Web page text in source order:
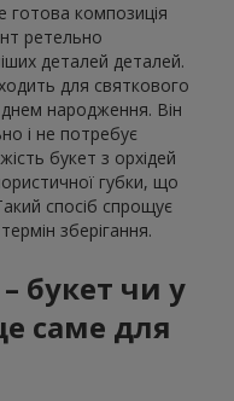
композиція
ретельно
деталей деталей.
для святкового
днем народження. Він
і не потребує
букет з орхідей
губки, що
спосіб спрощує
зберігання.
букет чи у
саме для